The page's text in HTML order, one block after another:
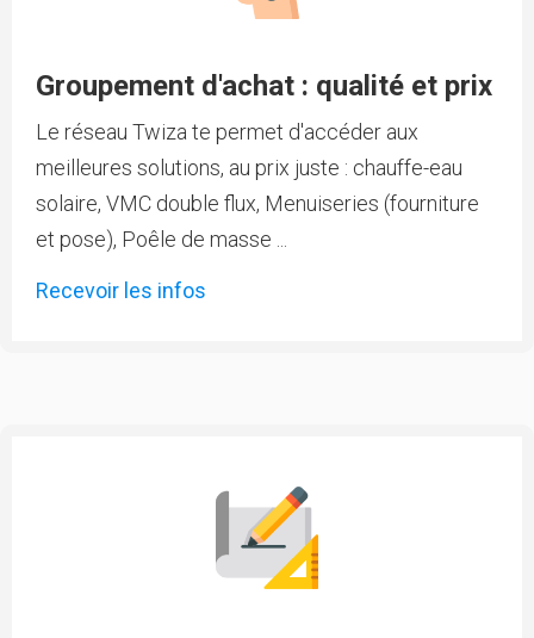
Groupement d'achat : qualité et prix
Le réseau Twiza te permet d'accéder aux
meilleures solutions, au prix juste : chauffe-eau
solaire, VMC double flux, Menuiseries (fourniture
et pose), Poêle de masse ...
Recevoir les infos